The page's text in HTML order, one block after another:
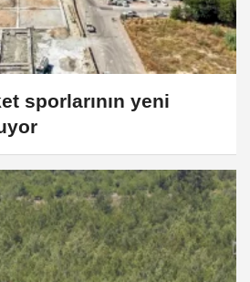
sporlarının yeni